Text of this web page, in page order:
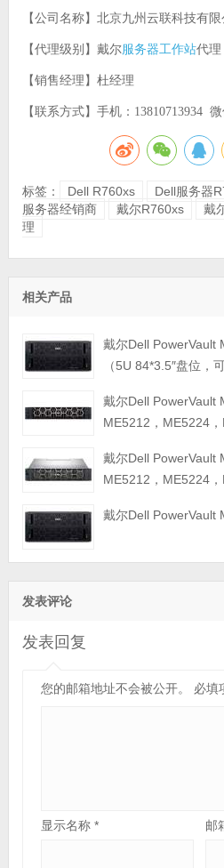
【公司名称】北京九州云联科技有限
【代理级别】戴尔服务器工作站代理
【销售经理】杜经理
【联系方式】手机：13810713934
标签： Dell R760xs Dell服务器
服务器经销商
戴尔R760xs 戴
理
相关产品
戴尔Dell PowerVault
（5U 84*3.5″盘位，
戴尔Dell PowerVault
ME5212，ME5224，
戴尔Dell PowerVault
ME5212，ME5224，
戴尔Dell PowerVault
发表评论
发表回复
您的邮箱地址不会被公开。 必填
显示名称 * 邮